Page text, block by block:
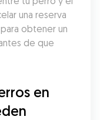
una reserva
obtener un
de que
en